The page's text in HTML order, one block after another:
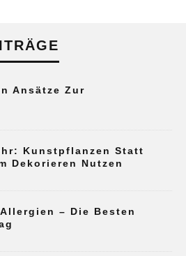
Ansätze Zur
Kunstpflanzen Statt
Dekorieren Nutzen
– Die Besten